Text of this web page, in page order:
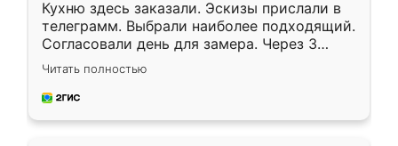
Кухню здесь заказали. Эскизы прислали в
телеграмм. Выбрали наиболее подходящий.
Согласовали день для замера. Через 3
недели кухня была уже готова. Остались
довольны работой. Спасибо Ренессанс
мебель за качественную работу!
Читать полностью